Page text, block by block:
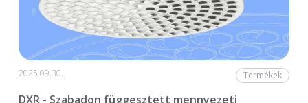
2025.09.30. Termékek
DXR - Szabadon függesztett mennyezeti